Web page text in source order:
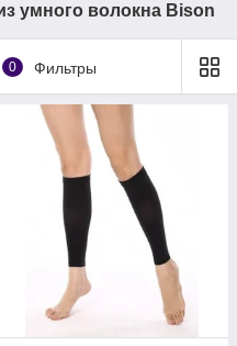
умного волокна Bison
0 Фильтры